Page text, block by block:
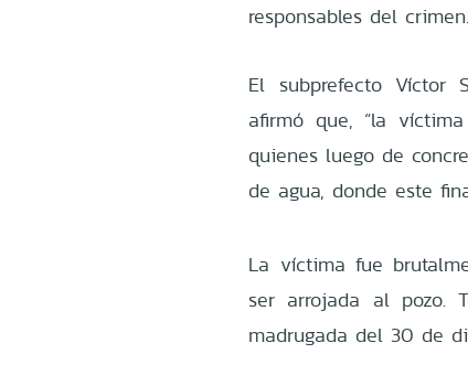
responsables del crimen.
El subprefecto Víctor
afirmó que, “la
quienes luego de
de agua, donde este
La víctima fue
ser arrojada al pozo.
madrugada del 30 de